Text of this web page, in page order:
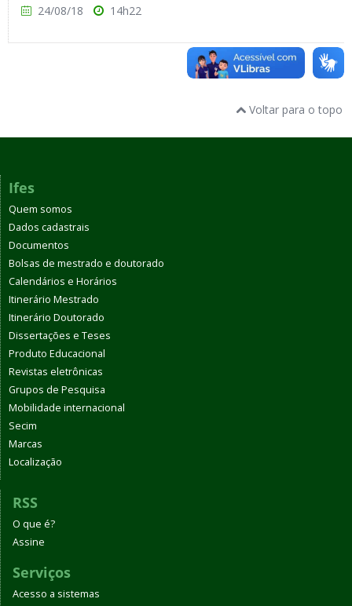
24/08/18 14h22
Voltar para o topo
Ifes
Quem somos
Dados cadastrais
Documentos
Bolsas de mestrado e doutorado
Calendários e Horários
Itinerário Mestrado
Itinerário Doutorado
Dissertações e Teses
Produto Educacional
Revistas eletrônicas
Grupos de Pesquisa
Mobilidade internacional
Secim
Marcas
Localização
RSS
O que é?
Assine
Serviços
Acesso a sistemas